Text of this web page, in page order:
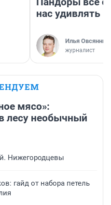
нас удивлять
Илья
журналист
мясо»:
лесу необычный
Нижегородцевы
гайд от набора петель